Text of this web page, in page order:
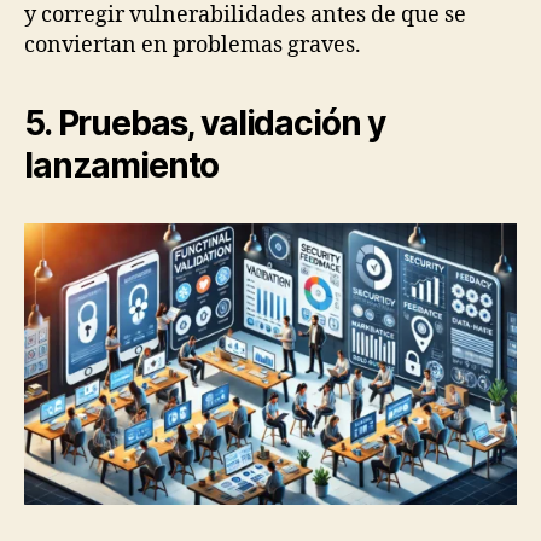
y corregir vulnerabilidades antes de que se
conviertan en problemas graves.
5. Pruebas, validación y
lanzamiento